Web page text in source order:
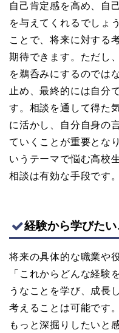
自己肯定感を高め、自
を与えてくれるでしょ
ことで、将来に対する
期待できます。ただし
を鵜呑みにするのでは
止め、最終的には自分
す。相談を通して得た
に活かし、自分自身の
ていくことが重要とな
いうテーマで悩む高校
相談は有効な手段です。
経験から学びた
将来の具体的な職業や
「これからどんな経験
うなことを学び、成長
考えることは可能です
もっと深掘りしたいと